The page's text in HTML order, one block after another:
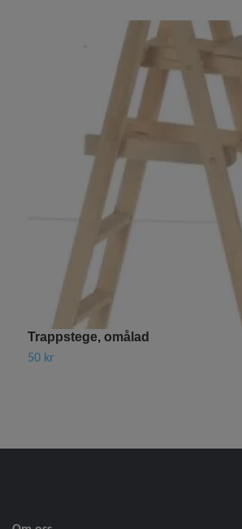
Trappstege, omålad
50 kr